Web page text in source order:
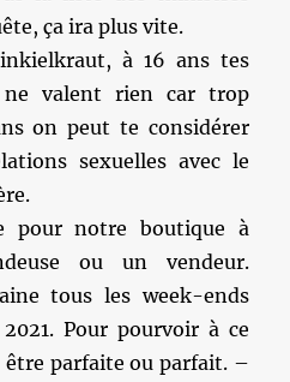
ça ira plus vite.
à 16 ans tes
ne valent rien car trop
on peut te considérer
sexuelles avec le
pour notre boutique à
ou un vendeur.
tous les week-ends
Pour pourvoir à ce
parfaite ou parfait. –